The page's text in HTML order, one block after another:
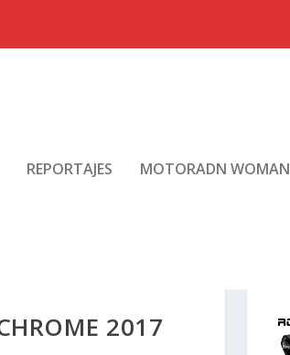
REPORTAJES MOTORADN WOMAN
2017